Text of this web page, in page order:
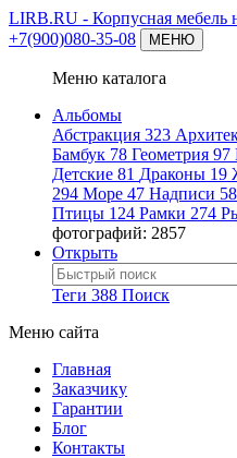
LIRB.RU - Корпусная мебель
+7(900)080-35-08
МЕНЮ
Меню каталога
Альбомы
Абстракция 323
Бамбук 78 Геометрия 97
Детские 81 Драконы 19
294 Море 47 Надписи 58
Птицы 124 Рамки 274
фотографий: 2857
Открыть
Теги 388 Поиск
Меню сайта
Главная
Заказчику
Гарантии
Блог
Контакты